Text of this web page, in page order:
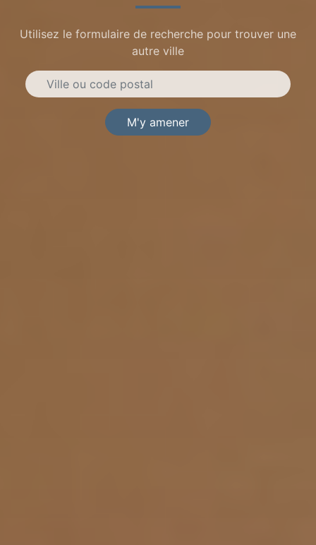
Utilisez le formulaire de recherche pour trouver une
autre ville
M'y amener